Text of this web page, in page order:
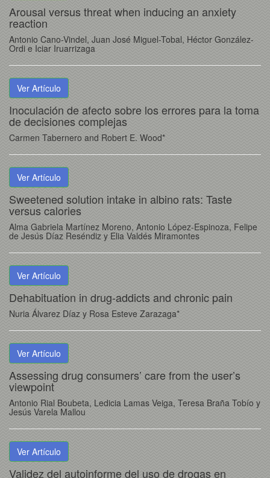
Arousal versus threat when inducing an anxiety
reaction
Antonio Cano-Vindel, Juan José Miguel-Tobal, Héctor González-
Ordi e Iciar Iruarrizaga
Ver Artículo
Inoculación de afecto sobre los errores para la toma
de decisiones complejas
Carmen Tabernero and Robert E. Wood*
Ver Artículo
Sweetened solution intake in albino rats: Taste
versus calories
Alma Gabriela Martínez Moreno, Antonio López-Espinoza, Felipe
de Jesús Díaz Reséndiz y Elia Valdés Miramontes
Ver Artículo
Dehabituation in drug-addicts and chronic pain
Nuria Álvarez Díaz y Rosa Esteve Zarazaga*
Ver Artículo
Assessing drug consumers’ care from the user’s
viewpoint
Antonio Rial Boubeta, Ledicia Lamas Veiga, Teresa Braña Tobío y
Jesús Varela Mallou
Ver Artículo
Validez del autoinforme del uso de drogas en